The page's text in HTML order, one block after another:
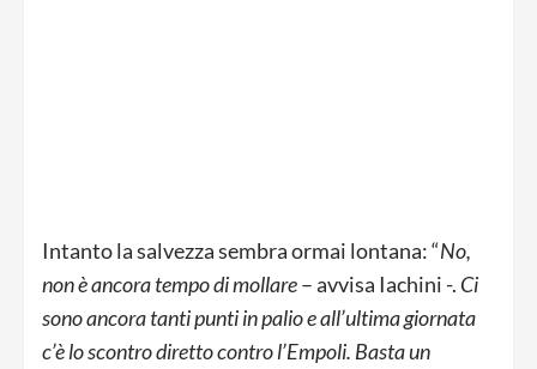
Intanto la salvezza sembra ormai lontana: “No,
non è ancora tempo di mollare– avvisa Iachini -. Ci
sono ancora tanti punti in palio e all’ultima giornata
c’è lo scontro diretto contro l’Empoli. Basta un